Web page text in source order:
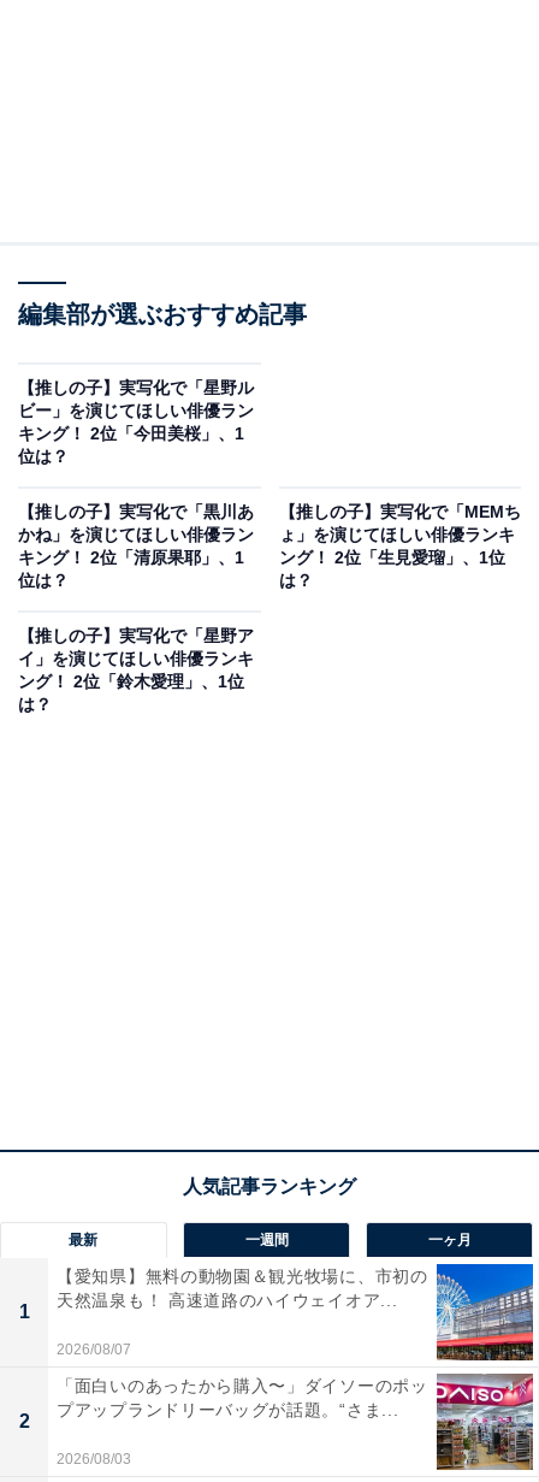
編集部が選ぶおすすめ記事
【推しの子】実写化で「星野ル
ビー」を演じてほしい俳優ラン
キング！ 2位「今田美桜」、1
位は？
【推しの子】実写化で「黒川あ
かね」を演じてほしい俳優ラン
キング！ 2位「清原果耶」、1
位は？
【推しの子】実写化で「MEMち
ょ」を演じてほしい俳優ランキ
ング！ 2位「生見愛瑠」、1位
は？
【推しの子】実写化で「星野ア
イ」を演じてほしい俳優ランキ
ング！ 2位「鈴木愛理」、1位
は？
最新 一週間 一ヶ月
1
【愛知県】無料の動物園＆観光牧場に、市初の
天然温泉も！ 高速道路のハイウェイオア...
2026/08/07
2
「面白いのあったから購入〜」ダイソーのポッ
プアップランドリーバッグが話題。“さま...
2026/08/03